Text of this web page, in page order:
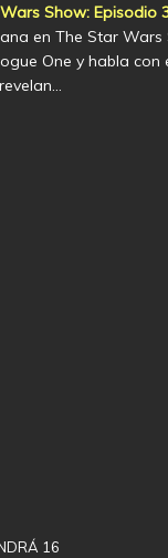
Show: Episodio
en The Star
One y habla
16